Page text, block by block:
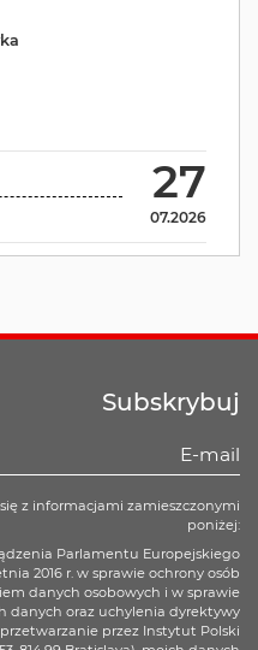
27
07.2026
Subskrybuj
z informacjami zamieszczonymi
poniżej:
Parlamentu Europejskiego
2016 r. w sprawie ochrony osób
danych osobowych i w sprawie
danych oraz uchylenia dyrektywy
przez Instytut Polski